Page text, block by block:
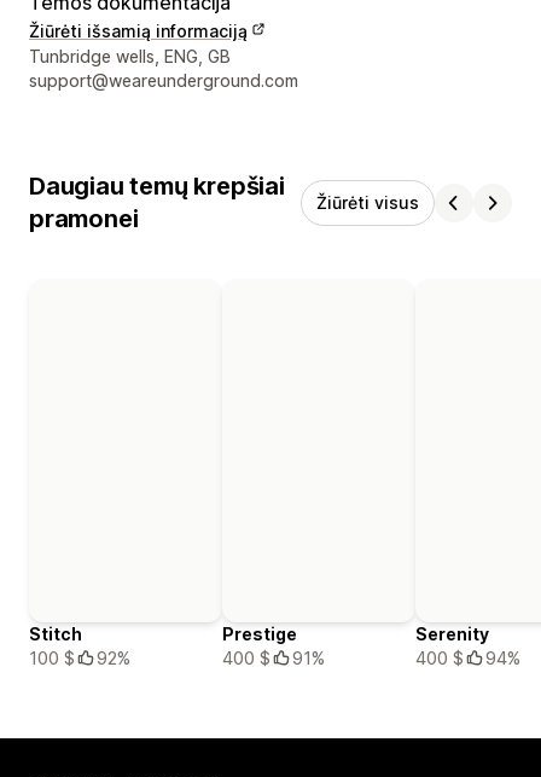
Žiūrėti išsamią informaciją
Kūrėjo kontaktiniai duomenys
Tunbridge wells, ENG, GB
support@weareunderground.com
Daugiau temų krepšiai
pramonei
Žiūrėti visus
Stitch
100 $
92%
Prestige
400 $
91%
Serenity
400 $
94%